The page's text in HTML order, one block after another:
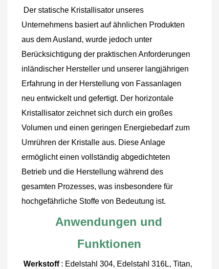
Der statische Kristallisator unseres
Unternehmens basiert auf ähnlichen Produkten
aus dem Ausland, wurde jedoch unter
Berücksichtigung der praktischen Anforderungen
inländischer Hersteller und unserer langjährigen
Erfahrung in der Herstellung von Fassanlagen
neu entwickelt und gefertigt. Der horizontale
Kristallisator zeichnet sich durch ein großes
Volumen und einen geringen Energiebedarf zum
Umrühren der Kristalle aus. Diese Anlage
ermöglicht einen vollständig abgedichteten
Betrieb und die Herstellung während des
gesamten Prozesses, was insbesondere für
hochgefährliche Stoffe von Bedeutung ist.
Anwendungen und
Funktionen
Werkstoff : Edelstahl 304, Edelstahl 316L, Titan,